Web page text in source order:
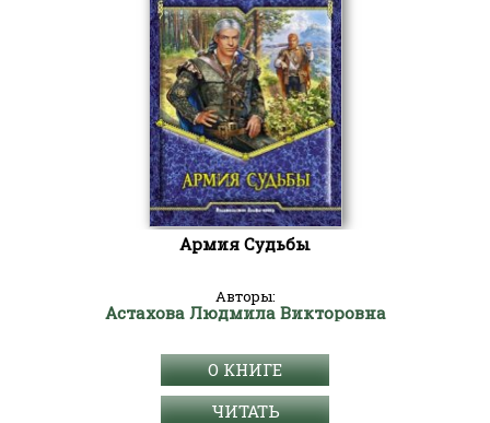
Армия Судьбы
Авторы:
Астахова Людмила Викторовна
О КНИГЕ
ЧИТАТЬ